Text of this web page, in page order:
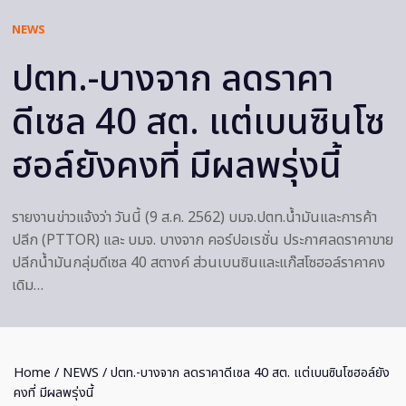
NEWS
ปตท.-บางจาก ลดราคา
ดีเซล 40 สต. แต่เบนซินโซ
ฮอล์ยังคงที่ มีผลพรุ่งนี้
รายงานข่าวแจ้งว่า วันนี้ (9 ส.ค. 2562) บมจ.ปตท.น้ำมันและการค้า
ปลีก (PTTOR) และ บมจ. บางจาก คอร์ปอเรชั่น ประกาศลดราคาขาย
ปลีกน้ำมันกลุ่มดีเซล 40 สตางค์ ส่วนเบนซินและแก๊สโซฮอล์ราคาคง
เดิม…
Home / NEWS / ปตท.-บางจาก ลดราคาดีเซล 40 สต. แต่เบนซินโซฮอล์ยัง
คงที่ มีผลพรุ่งนี้